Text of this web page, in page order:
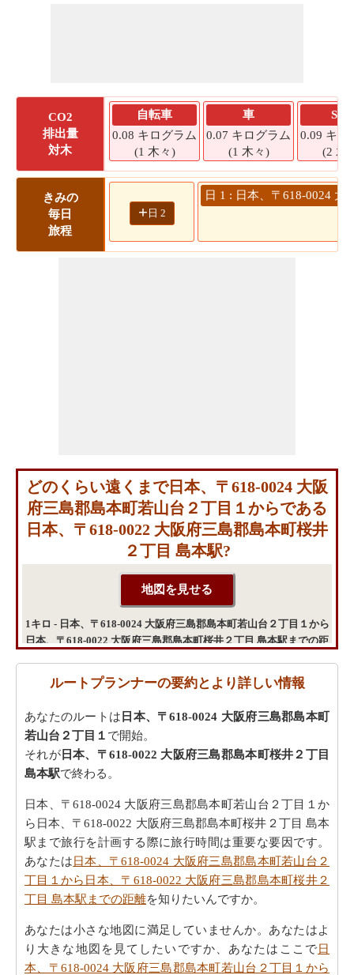
CO2
排出量
対木
自転車
0.08 キログラム
(1 木々)
車
0.07 キログラム
(1 木々)
SUV
0.09 キロ
(2 木
きみの
毎日
旅程
+ 日 2
日 1 : 日本、〒618-0024
どのくらい遠くまで日本、〒618-0024 大阪
府三島郡島本町若山台２丁目１からである
日本、〒618-0022 大阪府三島郡島本町桜井
２丁目 島本駅?
1キロ - 日本、〒618-0024 大阪府三島郡島本町若山台２丁目１から
日本、〒618-0022 大阪府三島郡島本町桜井２丁目 島本駅までの距
ルートプランナーの要約とより詳しい情報
あなたのルートは 日本、〒618-0024 大阪府三島郡島本町
若山台２丁目１ で開始。
それが日本、〒618-0022 大阪府三島郡島本町桜井２丁目
島本駅で終わる。
日本、〒618-0024 大阪府三島郡島本町若山台２丁目１か
ら日本、〒618-0022 大阪府三島郡島本町桜井２丁目 島本
駅まで旅行を計画する際に旅行時間は重要な要因です。
あなたは日本、〒618-0024 大阪府三島郡島本町若山台２
丁目１から日本、〒618-0022 大阪府三島郡島本町桜井２
丁目 島本駅までの距離を知りたいんですか。
あなたは小さな地図に満足していませんか。あなたはよ
り大きな地図を見てしたいですか、あなたはここで日
本、〒618-0024 大阪府三島郡島本町若山台２丁目１から